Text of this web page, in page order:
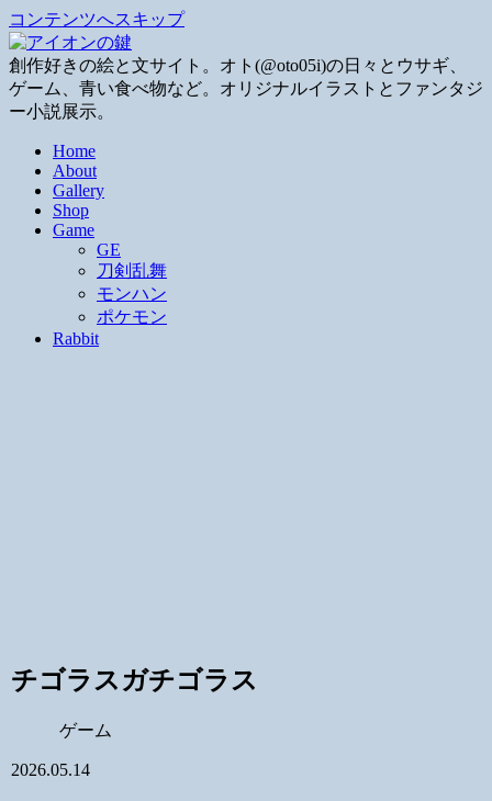
コンテンツへスキップ
創作好きの絵と文サイト。オト(@oto05i)の日々とウサギ、
ゲーム、青い食べ物など。オリジナルイラストとファンタジ
ー小説展示。
Home
About
Gallery
Shop
Game
GE
刀剣乱舞
モンハン
ポケモン
Rabbit
チゴラスガチゴラス
ゲーム
2026.05.14